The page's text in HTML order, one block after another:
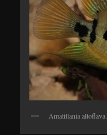
Amatitlania altoflava.